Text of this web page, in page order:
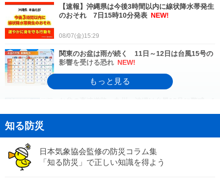
【速報】沖縄県は今後3時間以内に線状降水帯発生
のおそれ 7日15時10分発表 NEW!
08/07(金)15:29
関東のお盆は雨が続く 11日～12日は台風15号の
影響を受ける恐れ NEW!
08/07(金)15:07
来週は台風15号が東日本・北日本を直撃か お盆
期間中の交通に影響のおそれも
08/07(金)14:38
知る防災
日本気象協会監修の防災コラム集
「知る防災」で正しい知識を得よう